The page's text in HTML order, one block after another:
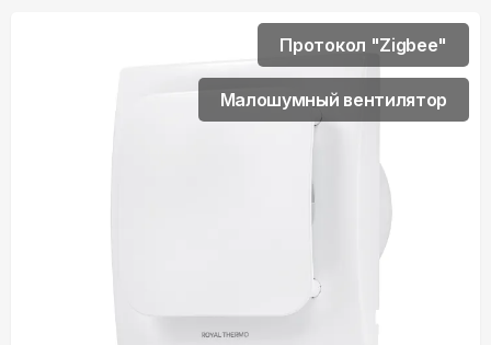
Протокол "Zigbee"
Малошумный вентилятор